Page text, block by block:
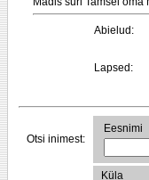
Abielud:
Lapsed:
Otsi inimest:
Eesnimi
Küla